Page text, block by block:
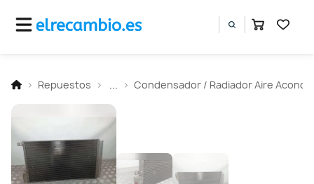
Repuestos Condensador / Radiador Aire